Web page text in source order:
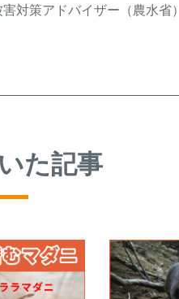
対策アドバイザー（農水省）
た記事